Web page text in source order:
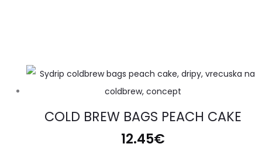
COLD BREW BAGS PEACH CAKE
12.45€